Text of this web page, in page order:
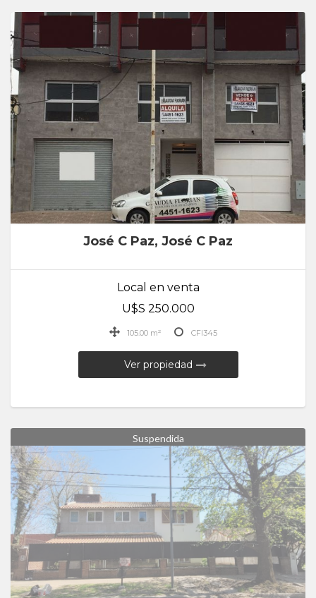
José C Paz, José C Paz
Local en venta
U$S 250.000
105.00 m² CFI345
Ver propiedad
Suspendida